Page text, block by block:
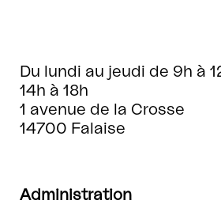
Du lundi au jeudi de 9h à
14h à 18h
1 avenue de la Crosse
14700 Falaise
Administration